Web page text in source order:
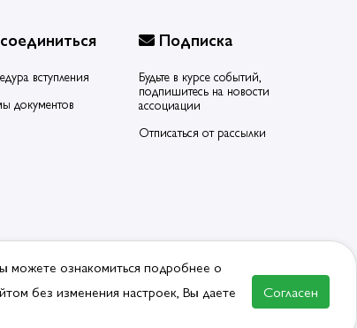
вступления
документов
Подписка
Будьте в курсе событий,
подпишитесь на новости
ассоциации
Отписаться от рассылки
ВСТУПИТЬ В АССОЦИАЦИЮ
можете ознакомиться подробнее о
без изменения настроек, Вы даете
Согласен